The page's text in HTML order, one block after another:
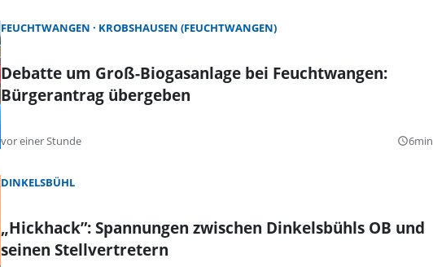
FEUCHTWANGEN KROBSHAUSEN (FEUCHTWANGEN)
Debatte um Groß-Biogasanlage bei Feuchtwangen:
Bürgerantrag übergeben
vor einer Stunde query_builder6min
DINKELSBÜHL
„Hickhack”: Spannungen zwischen Dinkelsbühls OB und
seinen Stellvertretern